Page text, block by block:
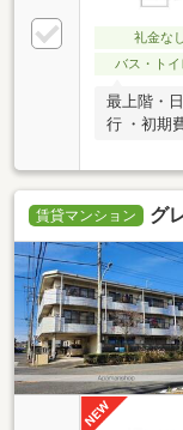
礼金なし
バス・トイ
最上階・
行 ・初期
賃貸マンション グ